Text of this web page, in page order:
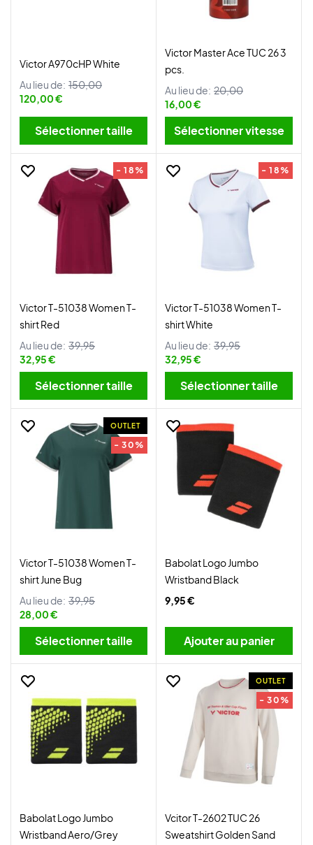
Victor A970cHP White
Au lieu de: 150,00
120,00 €
Sélectionner taille
Victor Master Ace TUC 26 3
pcs.
Au lieu de: 20,00
16,00 €
Sélectionner vitesse
- 18%
Victor T-51038 Women T-
shirt Red
Au lieu de: 39,95
32,95 €
Sélectionner taille
- 18%
Victor T-51038 Women T-
shirt White
Au lieu de: 39,95
32,95 €
Sélectionner taille
OUTLET
- 30%
Victor T-51038 Women T-
shirt June Bug
Au lieu de: 39,95
28,00 €
Sélectionner taille
Babolat Logo Jumbo
Wristband Black
9,95 €
Ajouter au panier
Babolat Logo Jumbo
Wristband Aero/Grey
OUTLET
- 30%
Vcitor T-2602 TUC 26
Sweatshirt Golden Sand